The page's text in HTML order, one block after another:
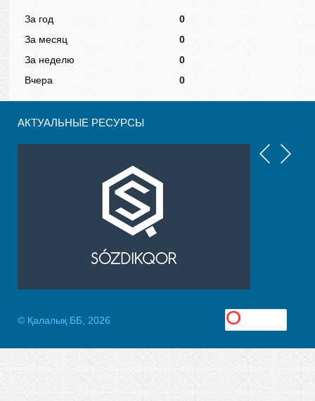
За год
0
За месяц
0
За неделю
0
Вчера
0
АКТУАЛЬНЫЕ РЕСУРСЫ
© Қалалық ББ, 2026